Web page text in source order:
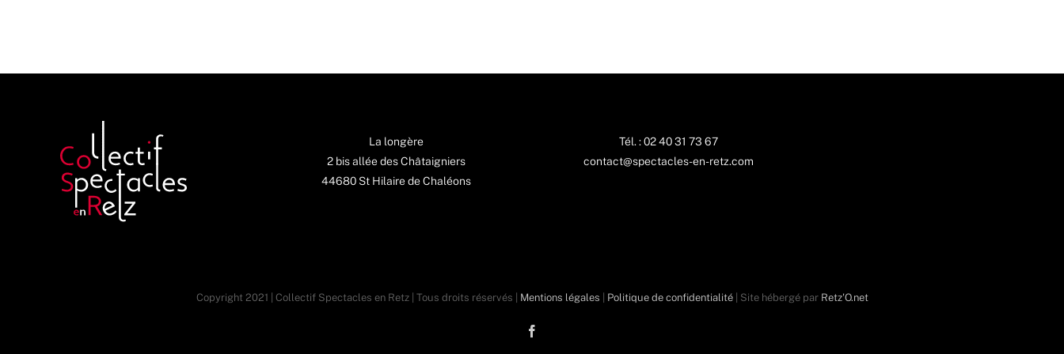
La longère
2 bis allée des Châtaigniers
44680 St Hilaire de Chaléons
Tél. : 02 40 31 73 67
contact@spectacles-en-retz.com
Copyright 2021 | Collectif Spectacles en Retz | Tous droits réservés | Mentions légales Politique de confidentialité| Site hébergé par Retz'O.net